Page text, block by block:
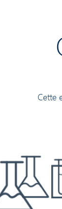
Cette